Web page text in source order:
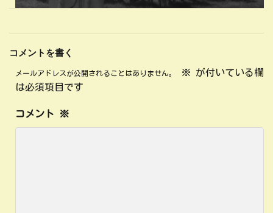
コメントを書く
メールアドレスが公開されることはありません。 ※ が付いている欄
は必須項目です
コメント ※